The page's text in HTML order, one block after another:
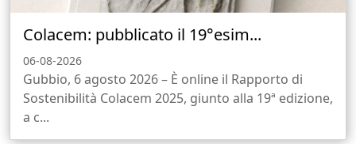
Colacem: pubblicato il 19°esim...
06-08-2026
Gubbio, 6 agosto 2026 – È online il Rapporto di
Sostenibilità Colacem 2025, giunto alla 19ª edizione,
a c...